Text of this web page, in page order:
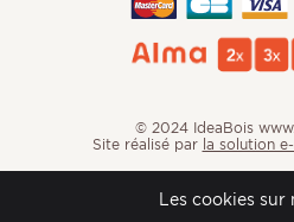
© 2024 IdeaBois
Site réalisé par la solution
Les cookies sur